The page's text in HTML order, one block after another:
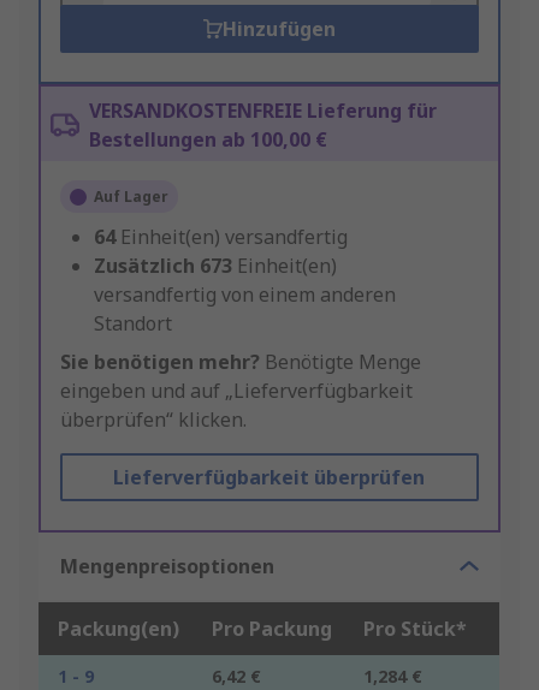
Hinzufügen
VERSANDKOSTENFREIE Lieferung für
Bestellungen ab 100,00 €
Auf Lager
64 Einheit(en) versandfertig
Zusätzlich 673 Einheit(en)
versandfertig von einem anderen
Standort
Sie benötigen mehr? Benötigte Menge
eingeben und auf „Lieferverfügbarkeit
überprüfen“ klicken.
Lieferverfügbarkeit überprüfen
Mengenpreisoptionen
Packung(en) Pro Packung Pro Stück*
1 - 9 6,42 €
1,284 €